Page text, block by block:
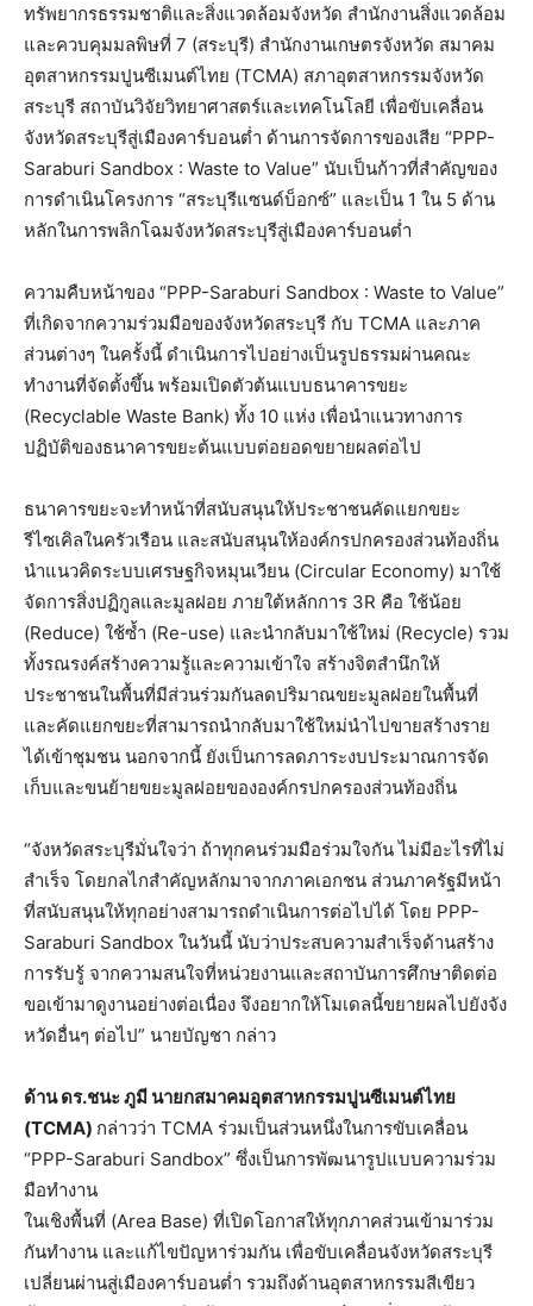
ทรัพยากรธรรมชาติและสิ่งแวดล้อมจังหวัด สำนักงานสิ่งแวดล้อม
และควบคุมมลพิษที่ 7 (สระบุรี) สำนักงานเกษตรจังหวัด สมาคม
อุตสาหกรรมปูนซีเมนต์ไทย (TCMA) สภาอุตสาหกรรมจังหวัด
สระบุรี สถาบันวิจัยวิทยาศาสตร์และเทคโนโลยี เพื่อขับเคลื่อน
จังหวัดสระบุรีสู่เมืองคาร์บอนต่ำ ด้านการจัดการของเสีย “PPP-
Saraburi Sandbox : Waste to Value” นับเป็นก้าวที่สำคัญของ
การดำเนินโครงการ “สระบุรีแซนด์บ็อกซ์” และเป็น 1 ใน 5 ด้าน
หลักในการพลิกโฉมจังหวัดสระบุรีสู่เมืองคาร์บอนต่ำ
ความคืบหน้าของ “PPP-Saraburi Sandbox : Waste to Value”
ที่เกิดจากความร่วมมือของจังหวัดสระบุรี กับ TCMA และภาค
ส่วนต่างๆ ในครั้งนี้ ดำเนินการไปอย่างเป็นรูปธรรมผ่านคณะ
ทำงานที่จัดตั้งขึ้น พร้อมเปิดตัวต้นแบบธนาคารขยะ
(Recyclable Waste Bank) ทั้ง 10 แห่ง เพื่อนำแนวทางการ
ปฏิบัติของธนาคารขยะต้นแบบต่อยอดขยายผลต่อไป
ธนาคารขยะจะทำหน้าที่สนับสนุนให้ประชาชนคัดแยกขยะ
รีไซเคิลในครัวเรือน และสนับสนุนให้องค์กรปกครองส่วนท้องถิ่น
นำแนวคิดระบบเศรษฐกิจหมุนเวียน (Circular Economy) มาใช้
จัดการสิ่งปฏิกูลและมูลฝอย ภายใต้หลักการ 3R คือ ใช้น้อย
(Reduce) ใช้ซ้ำ (Re-use) และนำกลับมาใช้ใหม่ (Recycle) รวม
ทั้งรณรงค์สร้างความรู้และความเข้าใจ สร้างจิตสำนึกให้
ประชาชนในพื้นที่มีส่วนร่วมกันลดปริมาณขยะมูลฝอยในพื้นที่
และคัดแยกขยะที่สามารถนำกลับมาใช้ใหม่นำไปขายสร้างราย
ได้เข้าชุมชน นอกจากนี้ ยังเป็นการลดภาระงบประมาณการจัด
เก็บและขนย้ายขยะมูลฝอยขององค์กรปกครองส่วนท้องถิ่น
“จังหวัดสระบุรีมั่นใจว่า ถ้าทุกคนร่วมมือร่วมใจกัน ไม่มีอะไรที่ไม่
สําเร็จ โดยกลไกสําคัญหลักมาจากภาคเอกชน ส่วนภาครัฐมีหน้า
ที่สนับสนุนให้ทุกอย่างสามารถดําเนินการต่อไปได้ โดย PPP-
Saraburi Sandbox ในวันนี้ นับว่าประสบความสำเร็จด้านสร้าง
การรับรู้ จากความสนใจที่หน่วยงานและสถาบันการศึกษาติดต่อ
ขอเข้ามาดูงานอย่างต่อเนื่อง จึงอยากให้โมเดลนี้ขยายผลไปยังจัง
หวัดอื่นๆ ต่อไป” นายบัญชา กล่าว
ด้าน ดร.ชนะ ภูมี นายกสมาคมอุตสาหกรรมปูนซีเมนต์ไทย
(TCMA) กล่าวว่า TCMA ร่วมเป็นส่วนหนึ่งในการขับเคลื่อน
“PPP-Saraburi Sandbox” ซึ่งเป็นการพัฒนารูปแบบความร่วม
มือทำงาน
ในเชิงพื้นที่ (Area Base) ที่เปิดโอกาสให้ทุกภาคส่วนเข้ามาร่วม
กันทำงาน และแก้ไขปัญหาร่วมกัน เพื่อขับเคลื่อนจังหวัดสระบุรี
เปลี่ยนผ่านสู่เมืองคาร์บอนต่ำ รวมถึงด้านอุตสาหกรรมสีเขียว